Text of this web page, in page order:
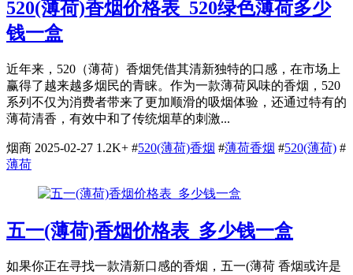
520(薄荷)香烟价格表_520绿色薄荷多少
钱一盒
近年来，520（薄荷）香烟凭借其清新独特的口感，在市场上
赢得了越来越多烟民的青睐。作为一款薄荷风味的香烟，520
系列不仅为消费者带来了更加顺滑的吸烟体验，还通过特有的
薄荷清香，有效中和了传统烟草的刺激...
烟商 2025-02-27 1.2K+ #520(薄荷)香烟 #薄荷香烟 #520(薄荷) #
薄荷
五一(薄荷)香烟价格表_多少钱一盒
如果你正在寻找一款清新口感的香烟，五一(薄荷 香烟或许是